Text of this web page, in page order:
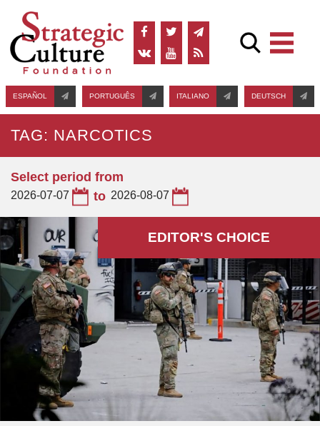
ESPAÑOL PORTUGUÊS ITALIANO DEUTSCH
TAG: NARCOTICS
Select period from
2026-07-07 to 2026-08-07
EDITOR'S СHOICE